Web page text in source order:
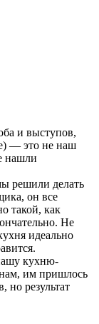
и выступов,
— это не наш
нашли
решили делать
он все
такой, как
Не
идеально
кухню-
им пришлось
но результат